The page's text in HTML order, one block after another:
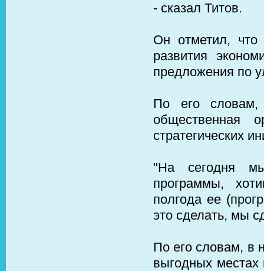
- сказал Титов.
Он отметил, что
развития
предложения по
По его словам,
общественная
стратегических
"На сегодня
программы,
полгода ее
это сделать, мы
По его словам, в
выгодных местах